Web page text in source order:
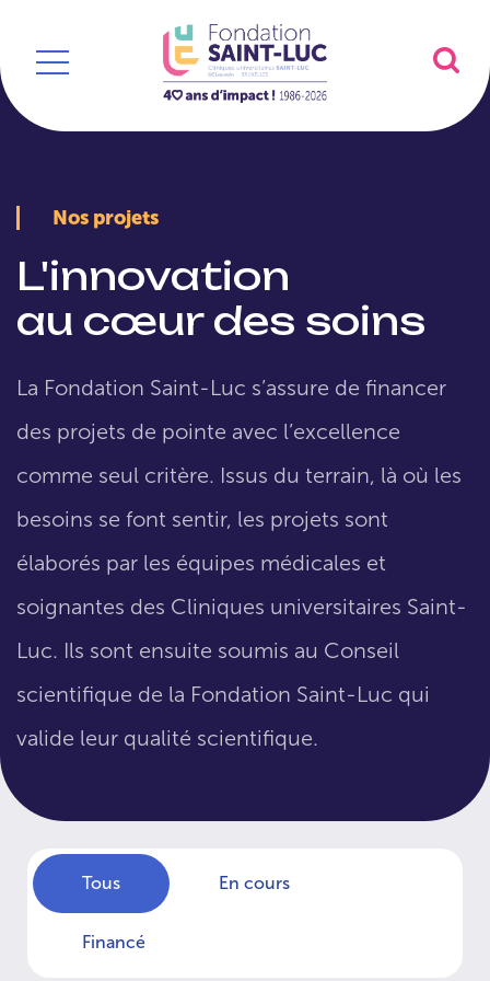
Nos projets
L'innovation
au cœur des soins
La Fondation Saint-Luc s’assure de financer
des projets de pointe avec l’excellence
comme seul critère. Issus du terrain, là où les
besoins se font sentir, les projets sont
élaborés par les équipes médicales et
soignantes des Cliniques universitaires Saint-
Luc. Ils sont ensuite soumis au Conseil
scientifique de la Fondation Saint-Luc qui
valide leur qualité scientifique.
Tous En cours
Financé